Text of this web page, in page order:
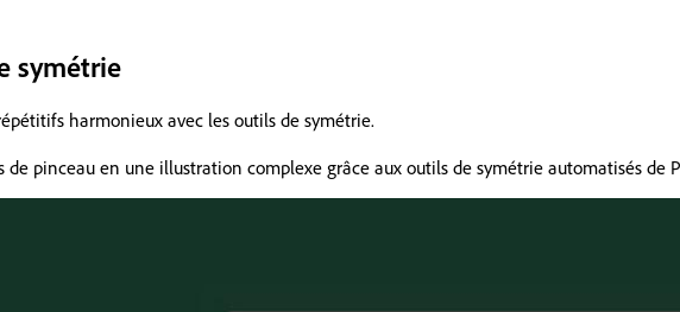
symétrie
harmonieux avec les outils de symétrie.
pinceau en une illustration complexe grâce aux outils de symétrie automatisés de